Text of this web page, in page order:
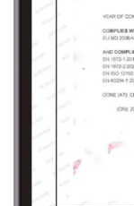
Esperamos
para crear